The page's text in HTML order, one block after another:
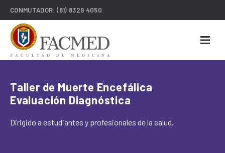
CONMUTADOR:(81) 8329 4050
Taller de Muerte Encefálica
Evaluación Diagnóstica
Dirigido a estudiantes y profesionales de la salud.